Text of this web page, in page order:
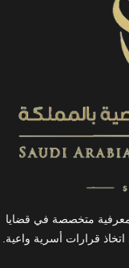
متخصصة في قضايا
قرارات أسرية واعية.